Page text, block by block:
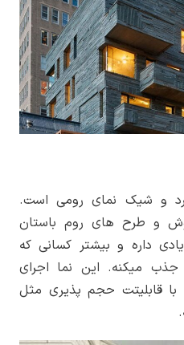
و شیک نمای رومی است.
و طرح­ های روم باستان
داره و بیشتر کسانی که
میکنه. این نما اجرای
قابلیتت حجم ­پذیری مثل